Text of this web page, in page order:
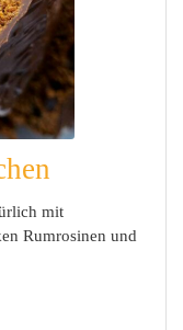
mit
Rumrosinen und